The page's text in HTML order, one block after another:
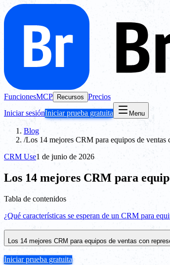
FuncionesMCP Recursos Precios
Iniciar sesiónIniciar prueba gratuita Menu
Blog
/Los 14 mejores CRM para equipos de ventas
CRM Use1 de junio de 2026
Los 14 mejores CRM para
Tabla de contenidos
¿Qué características se esperan de un CRM para
Los 14 mejores CRM para equipos de ventas con
Iniciar prueba gratuita